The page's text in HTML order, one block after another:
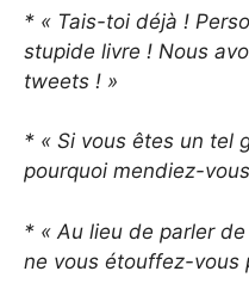
* « Tais-toi déjà !
stupide livre ! Nous
tweets ! »
* « Si vous êtes un tel
pourquoi mendiez-
* « Au lieu de parler
ne vous étouffez-vous